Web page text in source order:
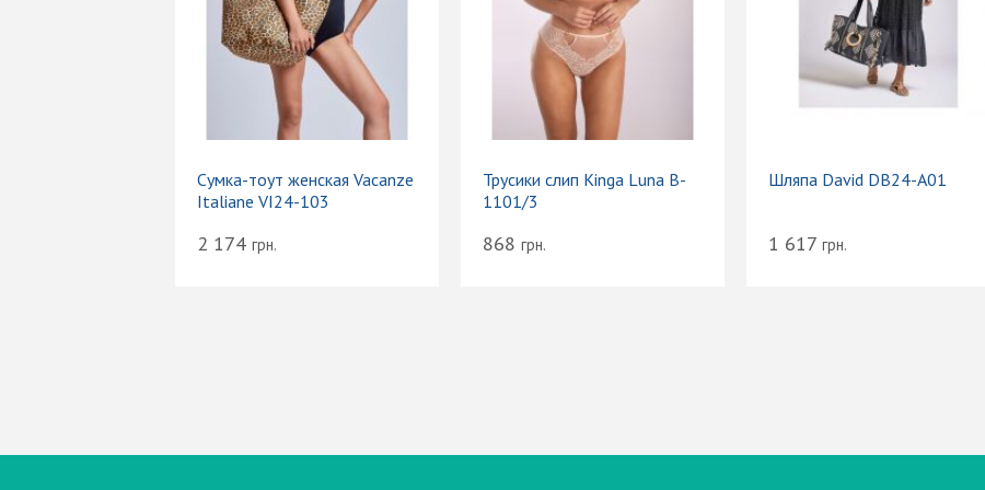
Сумка-тоут женская Vacanze
Italiane VI24-103
2 174 грн.
Трусики слип Kinga Luna B-
1101/3
868 грн.
Шляпа David DB24-A01
1 617 грн.